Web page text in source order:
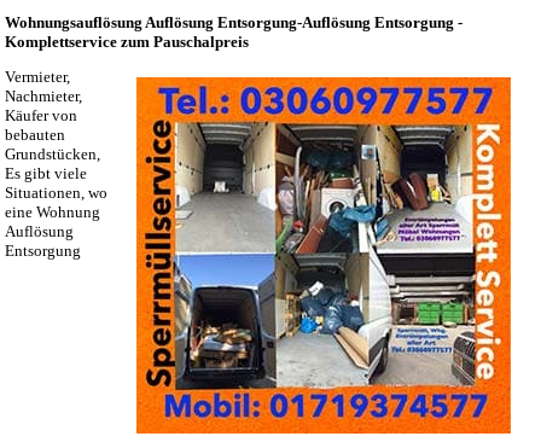
Wohnungsauflösung Auflösung Entsorgung-Auflösung Entsorgung -
Komplettservice zum Pauschalpreis
Vermieter,
Nachmieter,
Käufer von
bebauten
Grundstücken,
Es gibt viele
Situationen, wo
eine Wohnung
Auflösung
Entsorgung